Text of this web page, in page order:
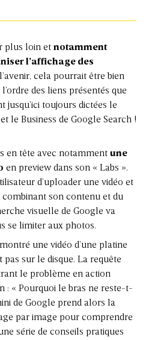
plus loin et notamment
l’affichage des
cela pourrait être bien
des liens présentés que
jusqu’ici toujours dictées le
le Business de Google Search !
en tête avec notamment une
en preview dans son « Labs ».
d’uploader une vidéo et
son contenu et du
visuelle de Google va
se limiter aux photos.
une vidéo d’une platine
sur le disque. La requête
le problème en action
: « Pourquoi le bras ne reste-t-
de Google prend alors la
par image pour comprendre
série de conseils pratiques